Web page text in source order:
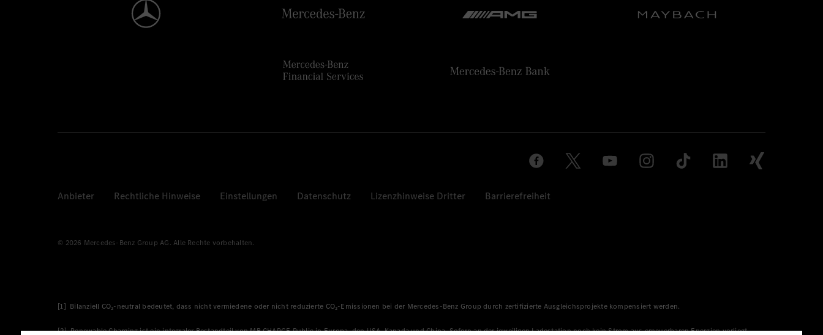
Anbieter Rechtliche Hinweise Einstellungen Datenschutz Lizenzhinweise Dritter Barrierefreiheit
© 2026 Mercedes-Benz Group AG. Alle Rechte vorbehalten.
[1] Bilanziell CO₂-neutral bedeutet, dass nicht vermiedene oder nicht reduzierte CO₂-Emissionen bei der Mercedes-Benz Group durch zertifizierte Ausgleichsprojekte kompensiert werden.
[2] Renewable Charging ist ein integraler Bestandteil von MB.CHARGE Public in Europa, den USA, Kanada und China. Sofern an der jeweiligen Ladestation noch kein Strom aus erneuerbaren Energien vorliegt,